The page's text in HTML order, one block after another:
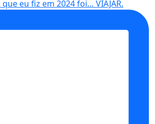
eu fiz em 2024 foi… VIAJAR.